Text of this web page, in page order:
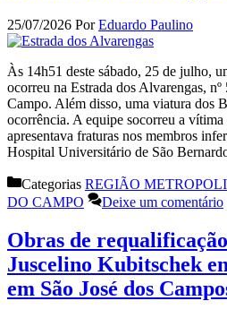
25/07/2026 PorEduardo Paulino
Às 14h51 deste sábado, 25 de julho,
ocorreu na Estrada dos Alvarengas,
Campo. Além disso, uma viatura dos
ocorrência. A equipe socorreu a
apresentava fraturas nos membros
Hospital Universitário de São
Categorias REGIÃO
DO CAMPO
Deixe um comentário
Obras de
Juscelino Kubitschek
em São José dos